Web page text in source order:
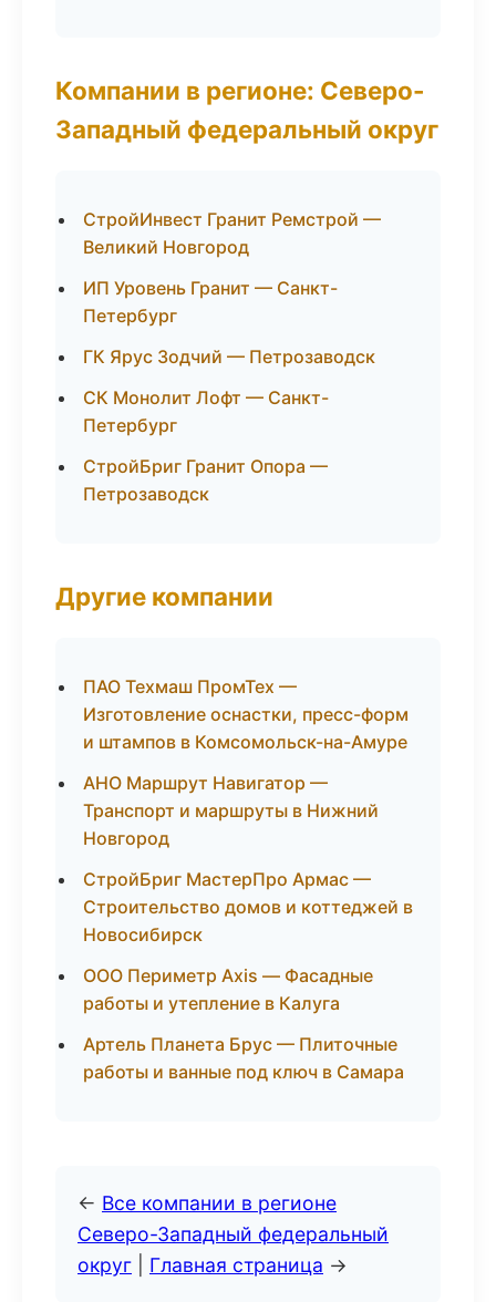
Компании в регионе: Северо-
Западный федеральный округ
СтройИнвест Гранит Ремстрой —
Великий Новгород
ИП Уровень Гранит — Санкт-
Петербург
ГК Ярус Зодчий — Петрозаводск
СК Монолит Лофт — Санкт-
Петербург
СтройБриг Гранит Опора —
Петрозаводск
Другие компании
ПАО Техмаш ПромТех —
Изготовление оснастки, пресс-форм
и штампов в Комсомольск-на-Амуре
АНО Маршрут Навигатор —
Транспорт и маршруты в Нижний
Новгород
СтройБриг МастерПро Армас —
Строительство домов и коттеджей в
Новосибирск
ООО Периметр Axis — Фасадные
работы и утепление в Калуга
Артель Планета Брус — Плиточные
работы и ванные под ключ в Самара
← Все компании в регионе
Северо-Западный федеральный
округ
Главная страница →